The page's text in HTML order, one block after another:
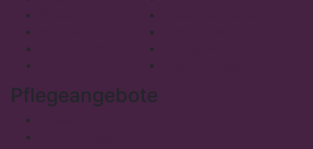
Pflegeangebote